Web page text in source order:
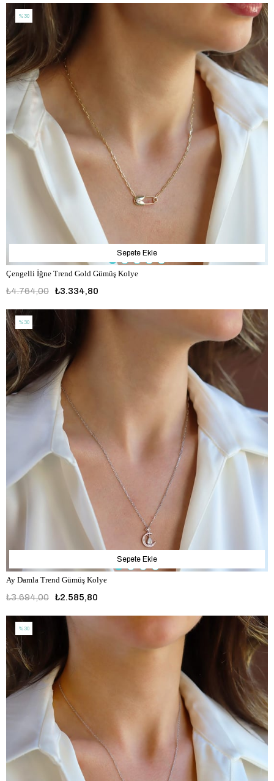
Çengelli İğne Trend Gold Gümüş Kolye
₺3.334,80
₺4.764,00
Sepete Ekle
%30
Ay Damla Trend Gümüş Kolye
₺2.585,80
₺3.694,00
Sepete Ekle
%30
%30